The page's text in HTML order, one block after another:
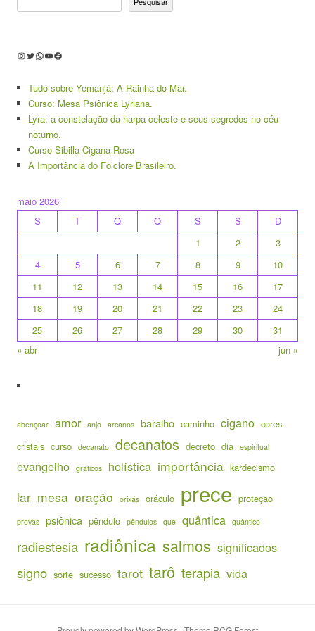
Instagram
Twitter
WhatsApp
Youtube
Facebook
Tudo sobre Yemanjá: A Rainha do Mar.
Curso: Mesa Psiônica Lyriana.
Lyra: a constelação da harpa celeste e seus segredos no céu
noturno.
Curso Sibilla Cigana Rosa
A Importância do Folclore Brasileiro.
maio 2026
S
T Q Q S S
D
1
2
3
4
5 6 7 8 9
10
11
12 13 14 15 16
17
18
19 20 21 22 23
24
25
26 27 28 29 30
31
« abr
jun »
abençoar amor anjo arcanos baralho caminho cigano cores
cristais curso decanato decanatos decreto dia espiritual
evangelho gráficos holística importância kardecismo
lar mesa oração orixás oráculo prece proteção
provas psiônica pêndulo pêndulos que quântica quântico
radiestesia radiônica salmos significados
signo sorte sucesso tarot tarô terapia vida